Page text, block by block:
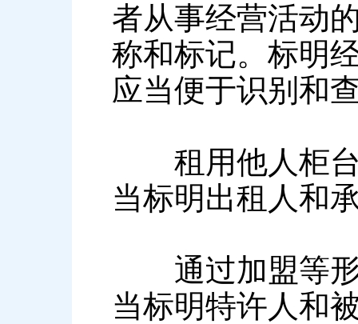
者从事经营活动
称和标记。标明
应当便于识别和
租用他人柜台
当标明出租人和
通过加盟等形
当标明特许人和